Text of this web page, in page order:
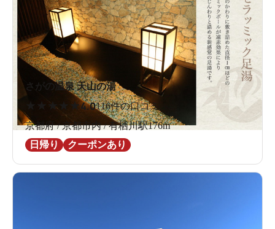
さがの温泉 天山の湯
★ ★ ★4.0116件の口コミ
京都府 / 京都市内 / 有栖川駅176m
日帰り
クーポンあり